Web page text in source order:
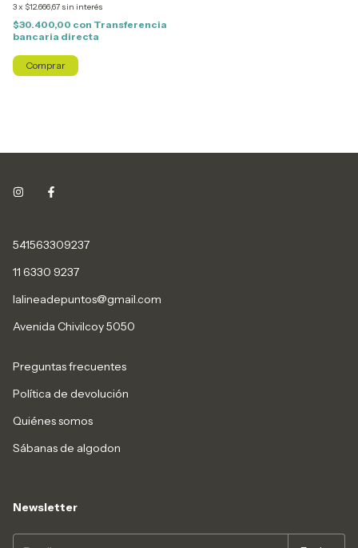
3x $12.666,67 sin interés
$30.400,00 con Transferencia
bancaria directa
Comprar
541563309237
11 6330 9237
lalineadepuntos@gmail.com
Avenida Chivilcoy 5050
Preguntas frecuentes
Política de devolución
Quiénes somos
Sábanas de algodon
Newsletter